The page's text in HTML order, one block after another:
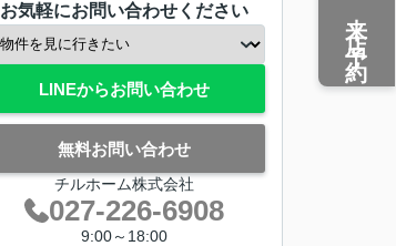
お気軽にお問い合わせください
LINEからお問い合わせ
無料お問い合わせ
チルホーム株式会社
027-226-6908
9:00～18:00
来店予約